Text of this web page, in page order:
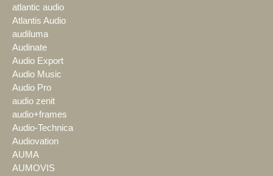
atlantic audio
Atlantis Audio
audiluma
Audinate
Audio Export
Audio Music
Audio Pro
audio zenit
audio+frames
Audio-Technica
Audiovation
AUMA
AUMOVIS